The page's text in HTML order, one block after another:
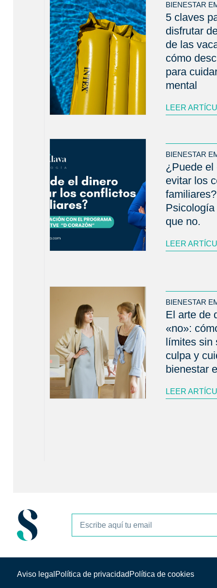
BIENESTAR
5 claves
disfrutar
de las
cómo
para
mental
LEER
BIENESTAR
¿Puede el
evitar los
que no.
LEER
BIENESTAR
El arte de
«no»:
límites sin
culpa y
bienestar
LEER
Aviso legal Política de privacidad Política de cookies